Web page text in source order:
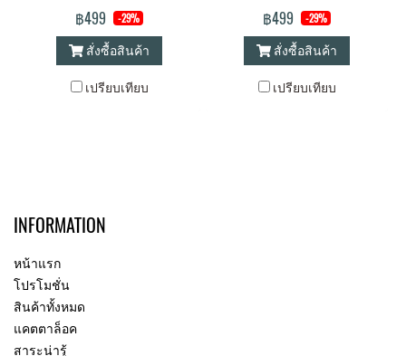
สวยงาม ขนาด 1 วัตต์
฿499 -29%
สั่งซื้อสินค้า
เปรียบเทียบ
สวยงาม ขนาด 1 วัตต์
฿499 -29%
สั่งซื้อสินค้า
เปรียบเทียบ
INFORMATION
หน้าแรก
โปรโมชั่น
สินค้าทั้งหมด
แคตตาล็อค
สาระน่ารู้